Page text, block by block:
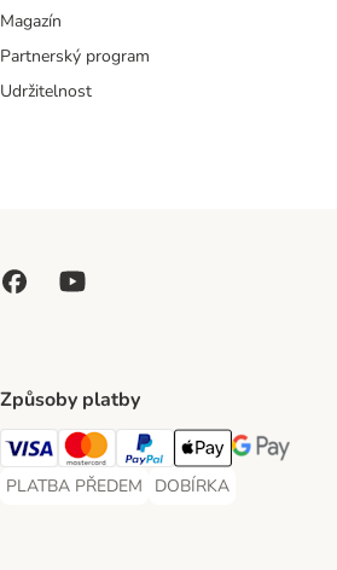
Magazín
Partnerský program
Udržitelnost
Způsoby platby
Visa Payment Method
Mastercard Payment Method
PayPal Payment Method
Apple pay Payment
GooglePay
PLATBA PŘEDEM
PLATBA PŘEDEM Payment Method
DOBÍRKA
DOBÍRKA Payment